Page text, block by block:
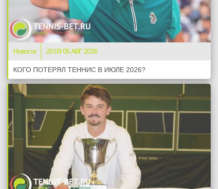
Новости 20:09 05 АВГ 2026
КОГО ПОТЕРЯЛ ТЕННИС В ИЮЛЕ 2026?